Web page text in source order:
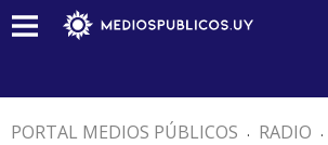
PORTAL MEDIOS PÚBLICOS . RADIO .